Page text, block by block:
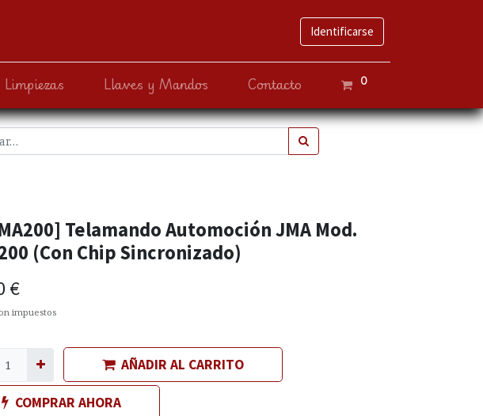
Identificarse
Limpiezas Llaves y Mandos Contacto 0
Telamando Automoción JMA Mod.
(Con Chip Sincronizado)
€
impuestos
AÑADIR AL CARRITO
COMPRAR AHORA